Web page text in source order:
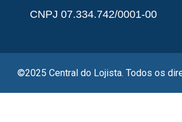
CNPJ 07.334.742/0001-00
©2025 Central do Lojista. Todos os